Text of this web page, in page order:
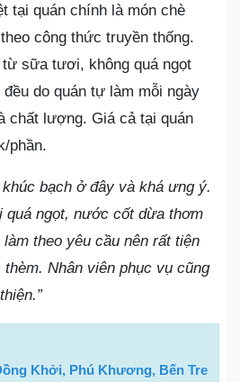
tại quán chính là món chè
công thức truyền thống.
sữa tươi, không quá ngọt
do quán tự làm mỗi ngày
chất lượng. Giá cả tại quán
phần.
bạch ở đây và khá ưng ý.
quá ngọt, nước cốt dừa thơm
theo yêu cầu nên rất tiện
Nhân viên phục vụ cũng
Khởi, Phú Khương, Bến Tre